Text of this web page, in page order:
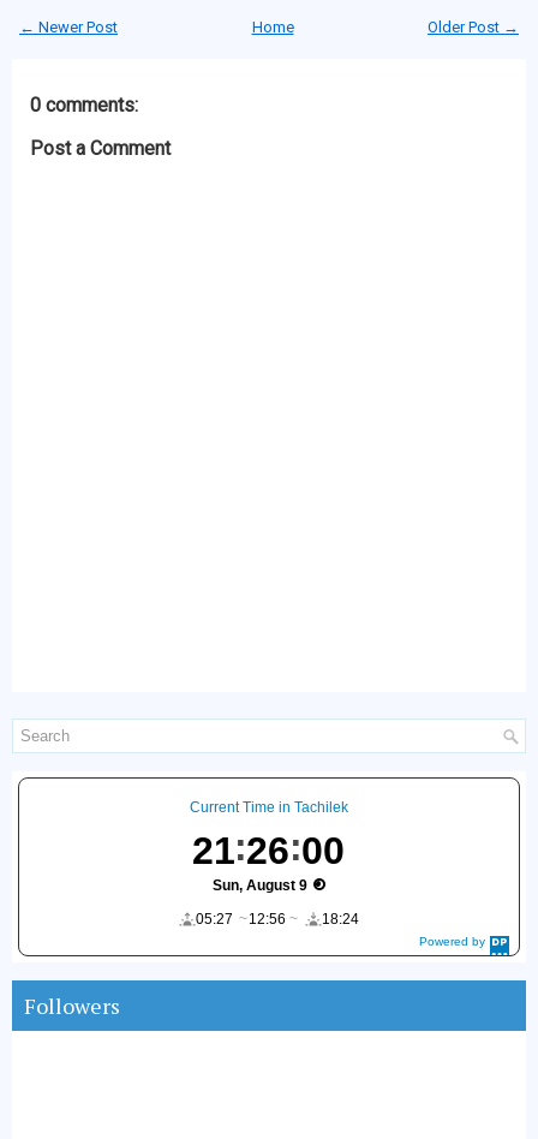
← Newer Post Older Post →
Home
0 comments:
Post a Comment
Powered by
DaysPedia.c
Current Time in Tachilek
21 26 01
Sun, August 9
05:27
12:56 18:24
Followers